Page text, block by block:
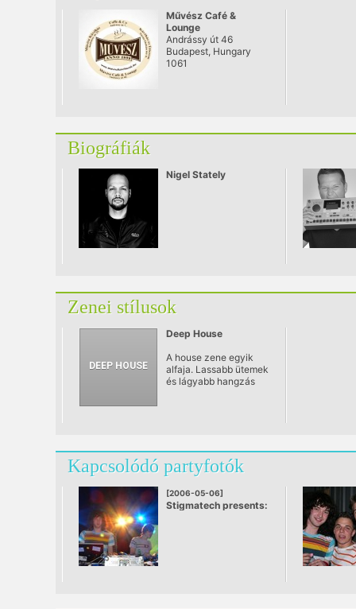
Művész Café &
Lounge
Andrássy út 46
Budapest, Hungary
1061
Biográfiák
Nigel Stately
Zenei stílusok
Deep House
A house zene egyik
alfaja. Lassabb ütemek
és lágyabb hangzás
Kapcsolódó partyfotók
[2006-05-06]
Stigmatech presents: